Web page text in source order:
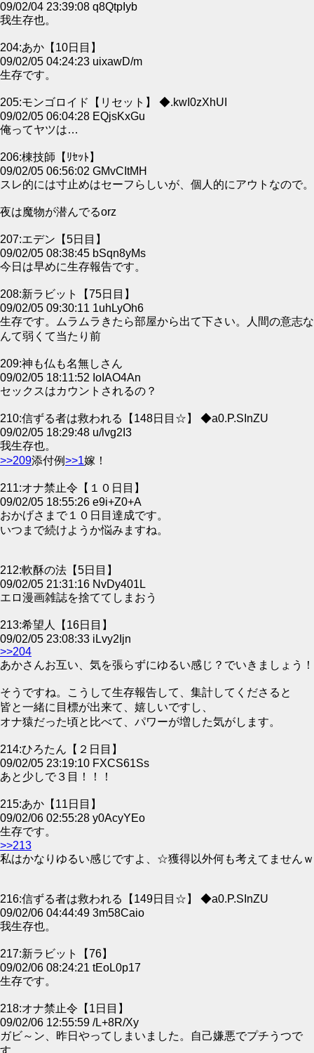
09/02/04 23:39:08 q8QtpIyb
我生存也。
204:あか【10日目】
09/02/05 04:24:23 uixawD/m
生存です。
205:モンゴロイド【リセット】 ◆.kwI0zXhUI
09/02/05 06:04:28 EQjsKxGu
俺ってヤツは…
206:棟技師【ﾘｾｯﾄ】
09/02/05 06:56:02 GMvCItMH
スレ的には寸止めはセーフらしいが、個人的にアウトなので。
夜は魔物が潜んでるorz
207:エデン【5日目】
09/02/05 08:38:45 bSqn8yMs
今日は早めに生存報告です。
208:新ラビット【75日目】
09/02/05 09:30:11 1uhLyOh6
生存です。ムラムラきたら部屋から出て下さい。人間の意志な
んて弱くて当たり前
209:神も仏も名無しさん
09/02/05 18:11:52 IoIAO4An
セックスはカウントされるの？
210:信ずる者は救われる【148日目☆】 ◆a0.P.SInZU
09/02/05 18:29:48 u/lvg2I3
我生存也。
>>209添付例>>1嫁！
211:オナ禁止令【１０日目】
09/02/05 18:55:26 e9i+Z0+A
おかげさまで１０日目達成です。
いつまで続けようか悩みますね。
212:軟酥の法【5日目】
09/02/05 21:31:16 NvDy401L
エロ漫画雑誌を捨ててしまおう
213:希望人【16日目】
09/02/05 23:08:33 iLvy2Ijn
>>204
あかさんお互い、気を張らずにゆるい感じ？でいきましょう！
そうですね。こうして生存報告して、集計してくださると
皆と一緒に目標が出来て、嬉しいですし、
オナ猿だった頃と比べて、パワーが増した気がします。
214:ひろたん【２日目】
09/02/05 23:19:10 FXCS61Ss
あと少しで３目！！！
215:あか【11日目】
09/02/06 02:55:28 y0AcyYEo
生存です。
>>213
私はかなりゆるい感じですよ、☆獲得以外何も考えてませんｗ
216:信ずる者は救われる【149日目☆】 ◆a0.P.SInZU
09/02/06 04:44:49 3m58Caio
我生存也。
217:新ラビット【76】
09/02/06 08:24:21 tEoL0p17
生存です。
218:オナ禁止令【1日目】
09/02/06 12:55:59 /L+8R/Xy
ガビ～ン、昨日やってしまいました。自己嫌悪でプチうつで
す。